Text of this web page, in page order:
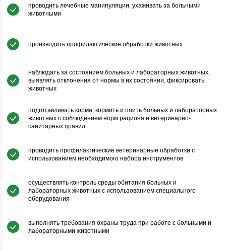
проводить лечебные манипуляции, ухаживать за больными
животными
производить профилактические обработки животных
наблюдать за состоянием больных и лабораторных животных,
выявлять отклонения от нормы в их состоянии, фиксировать
животных
подготавливать корма, кормить и поить больных и лабораторных
животных с соблюдением норм рациона и ветеринарно-
санитарных правил
проводить профилактические ветеринарные обработки с
использованием необходимого набора инструментов
осуществлять контроль среды обитания больных и
лабораторных животных с использованием специального
оборудования
выполнять требования охраны труда при работе с больными и
лабораторными животными